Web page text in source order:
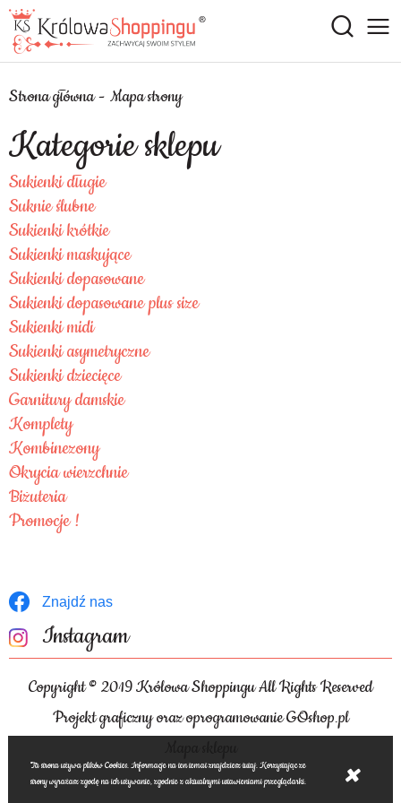
Strona główna Mapa strony
Kategorie sklepu
Sukienki długie
Suknie ślubne
Sukienki krótkie
Sukienki maskujące
Sukienki dopasowane
Sukienki dopasowane plus size
Sukienki midi
Sukienki asymetryczne
Sukienki dziecięce
Garnitury damskie
Komplety
Kombinezony
Okrycia wierzchnie
Biżuteria
Promocje !
Znajdź nas
Instagram
Copyright © 2019 Królowa Shoppingu All Rights Reserved
Projekt graficzny oraz oprogramowanie GOshop.pl
Ta strona używa plików Cookies. Informacje na ten temat znajdziesz tutaj. Korzystając ze
strony wyrażasz zgodę na ich używanie, zgodnie z aktualnymi ustawieniami przeglądarki.